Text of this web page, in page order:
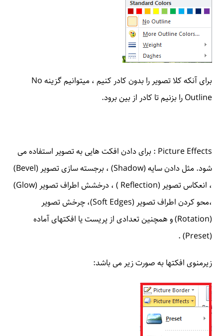
برای آنکه کلا تصویر را بدون کادر کنیم ، میتوانیم گزینه No
Outline را بزنیم تا کادر از بین برود.
Picture Effects : برای دادن افکت هایی به تصویر استفاده می
شود. مثل دادن سایه (Shadow) ، برجسته سازی تصویر (Bevel)
، انعکاس تصویر (Reflection ) ، درخشش اطراف تصویر (Glow)
،محو کردن اطراف تصویر (Soft Edges)، چرخش تصویر
(Rotation) و همچنین تعدادی از پریست یا افکتهای آماده
(Preset) .
زیرمنوی افکتها به صورت زیر می باشد: